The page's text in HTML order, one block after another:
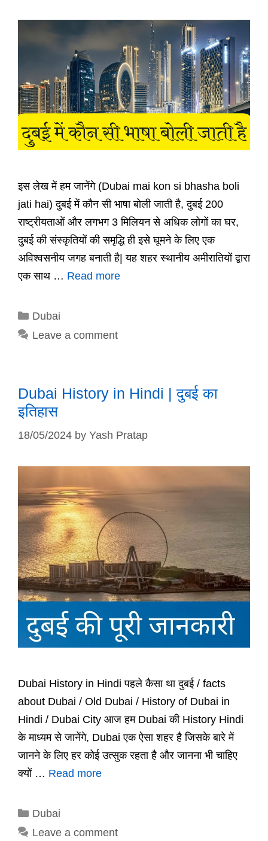
इस लेख में हम जानेंगे (Dubai mai kon si bhasha boli
jati hai) दुबई में कौन सी भाषा बोली जाती है, दुबई 200
राष्ट्रीयताओं और लगभग 3 मिलियन से अधिक लोगों का घर,
दुबई की संस्कृतियों की समृद्धि ही इसे घूमने के लिए एक
अविश्वसनीय जगह बनाती है| यह शहर स्थानीय अमीरातियों द्वारा
एक साथ … Read more
Categories
Dubai
Leave a comment
Dubai History in Hindi | दुबई का
इतिहास
18/05/2024 by Yash Pratap
Dubai History in Hindi पहले कैसा था दुबई / facts
about Dubai / Old Dubai / History of Dubai in
Hindi / Dubai City आज हम Dubai की History Hindi
के माध्यम से जानेंगे, Dubai एक ऐसा शहर है जिसके बारे में
जानने के लिए हर कोई उत्सुक रहता है और जानना भी चाहिए
क्यों … Read more
Categories
Dubai
Leave a comment